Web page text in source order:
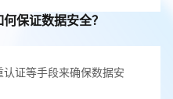
保证数据安全？
证等手段来确保数据安